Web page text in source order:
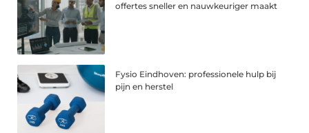
offertes sneller en nauwkeuriger maakt
Fysio Eindhoven: professionele hulp bij
pijn en herstel